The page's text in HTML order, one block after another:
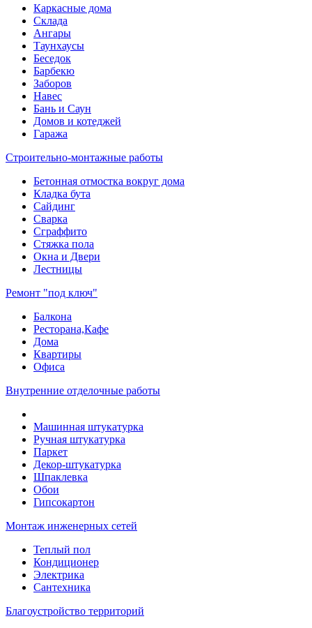
Каркасные дома
Склада
Ангары
Таунхаусы
Беседок
Барбекю
Заборов
Навес
Бань и Саун
Домов и котеджей
Гаража
Строительно-монтажные работы
Бетонная отмостка вокруг дома
Кладка бута
Сайдинг
Сварка
Сграффито
Стяжка пола
Окна и Двери
Лестницы
Ремонт "под ключ"
Балкона
Ресторана,Кафе
Дома
Квартиры
Офиса
Внутренние отделочные работы
Машинная штукатурка
Ручная штукатурка
Паркет
Декор-штукатурка
Шпаклевка
Обои
Гипсокартон
Монтаж инженерных сетей
Теплый пол
Кондиционер
Электрика
Сантехника
Благоустройство территорий